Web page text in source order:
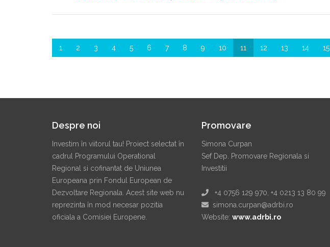
1 2 3 4 5 6 7 8 9 10 11 12 13 14 15
Despre noi
Investim în viitorul tau! Proiect selectat în
cadrul Programului Operational
Regional si cofinantat de Uniunea
Europeana prin Fondul European de
Dezvoltare Regionala. Acest site web nu
reprezinta în mod necesar pozitia
oficiala a Comisiei Europene.
Promovare
Simona Curpan
Sef Dep. Promovare Regionala si
Investitii
+4 0756 129 970, +4 0213 13 80 99
simona.curpan@adrbi.ro
Website: www.adrbi.ro